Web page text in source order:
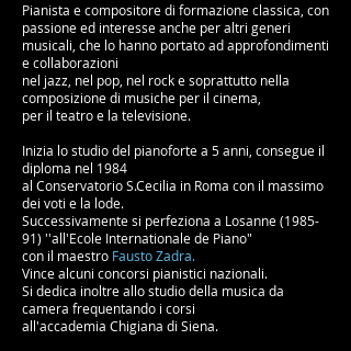
Pianista e compositore di formazione classica, con
passione ed interesse anche per altri generi
musicali, che lo hanno portato ad approfondimenti
e collaborazioni
nel jazz, nel pop, nel rock e soprattutto nella
composizionedi musiche per il cinema,
per il teatro e la televisione.
Inizia lo studio del pianoforte a 5 anni, consegue il
diploma nel 1984
al Conservatorio S.Cecilia in Roma con il massimo
dei voti e la lode.
Successivamente si perfeziona a Losanne (1985-
91) ''all'Ecole Internationale de Piano"
con il maestro Fausto Zadra.
Vince alcuni concorsi pianistici nazionali.
Si dedica inoltre allo studio della musica da
camera frequentando i corsi
all'accademia Chigiana di Siena.